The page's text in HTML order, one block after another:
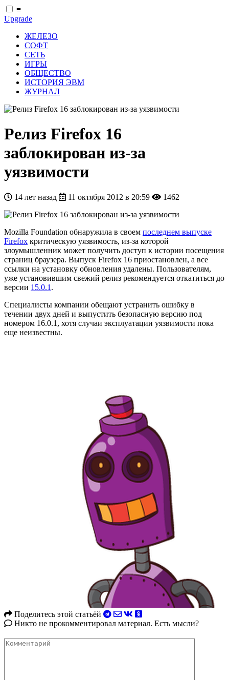
≡
Upgrade
ЖЕЛЕЗО
СОФТ
СЕТЬ
ИГРЫ
ОБЩЕСТВО
ИСТОРИЯ ЭВМ
ЖУРНАЛ
Релиз Firefox 16
заблокирован из-за
уязвимости
14 лет назад 11 октября 2012 в 20:59 1462
Mozilla Foundation обнаружила в своем последнем выпуске
Firefox критическую уязвимость, из-за которой
злоумышленник может получить доступ к истории посещения
страниц браузера. Выпуск Firefox 16 приостановлен, а все
ссылки на установку обновления удалены. Пользователям,
уже установившим свежий релиз рекомендуется откатиться до
версии 15.0.1 .
Специалисты компании обещают устранить ошибку в
течении двух дней и выпустить безопасную версию под
номером 16.0.1, хотя случаи эксплуатации уязвимости пока
еще неизвестны.
Поделитесь этой статьёй
Никто не прокомментировал материал. Есть мысли?